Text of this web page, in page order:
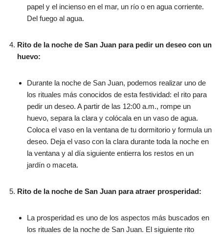
papel y el incienso en el mar, un río o en agua corriente.
Del fuego al agua.
Rito de la noche de San Juan para pedir un deseo con un
huevo:
Durante la noche de San Juan, podemos realizar uno de
los rituales más conocidos de esta festividad: el rito para
pedir un deseo. A partir de las 12:00 a.m., rompe un
huevo, separa la clara y colócala en un vaso de agua.
Coloca el vaso en la ventana de tu dormitorio y formula un
deseo. Deja el vaso con la clara durante toda la noche en
la ventana y al día siguiente entierra los restos en un
jardín o maceta.
Rito de la noche de San Juan para atraer prosperidad:
La prosperidad es uno de los aspectos más buscados en
los rituales de la noche de San Juan. El siguiente rito